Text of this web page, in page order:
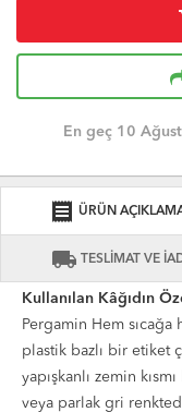
En geç 10
receipt ÜRÜN
local_shipping TESLİMAT VE
Kullanılan Kâğıdın
Pergamin Hem sıcağa
plastik bazlı bir etiket
yapışkanlı zemin
veya parlak gri